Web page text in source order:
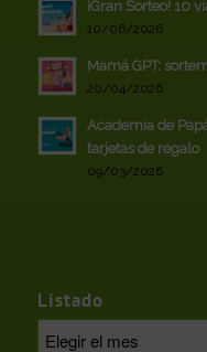
¡Gran Sorteo! 10
10/06/2026
Mamá GPT:
20/04/2026
Academia de
tarjetas de regalo
09/03/2026
Listado